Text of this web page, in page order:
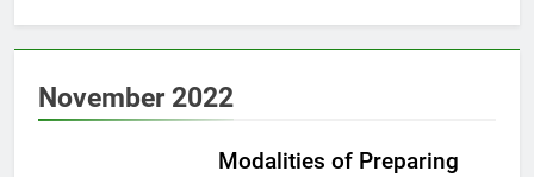
November 2022
Modalities of Preparing